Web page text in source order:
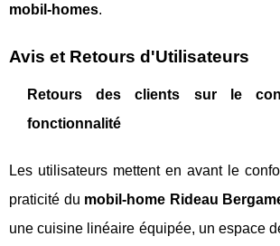
mobil-homes.
Avis et Retours d'Utilisateurs
Retours des clients sur le
fonctionnalité
Les utilisateurs mettent en avant le
praticité du mobil-home Rideau
une cuisine linéaire équipée, un espace